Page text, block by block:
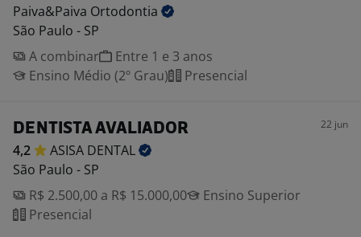
Paiva&Paiva Ortodontia
São Paulo - SP
A combinar
Entre 1 e 3 anos
Ensino Médio (2º Grau)
Presencial
DENTISTA AVALIADOR 22 jun
4,2 ASISA DENTAL
São Paulo - SP
R$ 2.500,00 a R$ 15.000,00
Ensino Superior
Presencial